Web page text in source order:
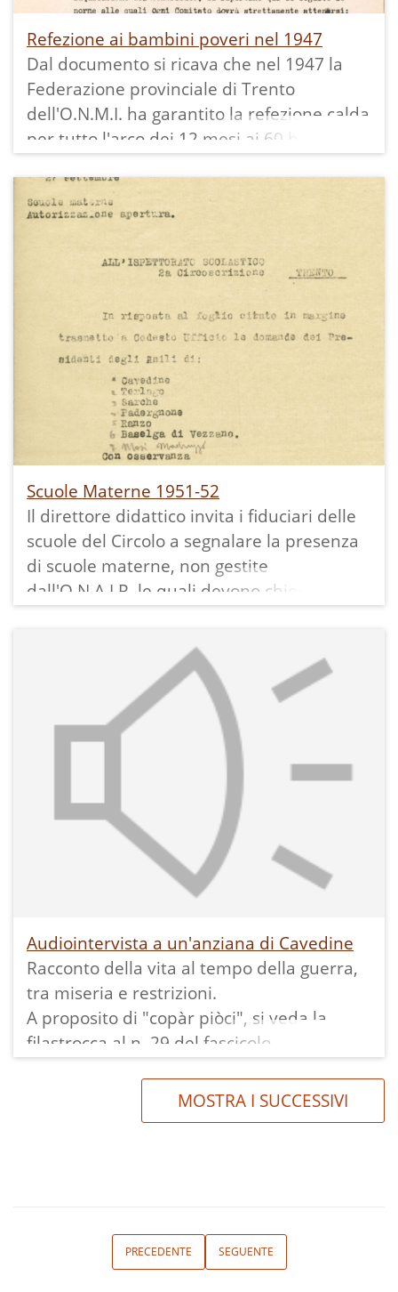
Refezione ai bambini poveri nel 1947
Dal documento si ricava che nel 1947 la
Federazione provinciale di Trento
dell'O.N.M.I. ha garantito la refezione calda
per tutto l'arco dei 12 mesi ai 60 bambini
di Cavedine (34 bambini) e Vigo (26
bambini) con una quota individuale
£. 43.200.
In archivio possiamo trovare le stesse
informazioni anche per l'anno 1944:
Scuole Materne 1951-52
Il direttore didattico invita i fiduciari delle
scuole del Circolo a segnalare la presenza
di scuole materne, non gestite
dall'O.N.A.I.R, le quali devono chiedere
Didattico. Chiede poi ai Presidenti delle
stesse i dati che trasmette all'Ispettorato
scolastico della II Circoscrizione di Trento
che le aveva richieste.
Da questa serie di documenti ricaviamo
che erano attive scuole materne a Baselga
di Vezzano, Cavedine, Padergnone, Sarche
e Terlago. C'era poi una sala di custodia a
Ranzo. Non c'era la scuola materna ai Masi
di Madruzzo [Pergolese]. Vediamo che le
una a due insegnanti, fra le quali alcune
suore.
Audiointervista a un'anziana di Cavedine
Racconto della vita al tempo della guerra,
tra miseria e restrizioni.
A proposito di "copàr piòci", si veda la
filastrocca al n. 29 del fascicolo
MOSTRA I SUCCESSIVI
PRECEDENTE SEGUENTE